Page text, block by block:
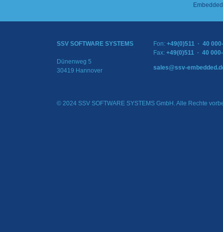
SSV SOFTWARE SYSTEMS
Dünenweg 5
30419 Hannover
Fon: +49(0)511 · 40
Fax: +49(0)511 · 40
sales@ssv-
© 2024 SSV SOFTWARE SYSTEMS GmbH. Alle Rechte